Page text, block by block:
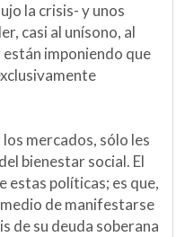
la crisis- y unos
casi al unísono, al
imponiendo que
mercados, sólo les
bienestar social. El
estas políticas; es que,
de manifestarse
de su deuda soberana